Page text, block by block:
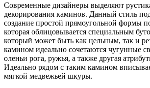
Современные дизайнеры выделяют
декорирования каминов. Данный стиль
создание простой прямоугольной формы
которая облицовывается специальным
который может быть как цельным, так и
камином идеально сочетаются чугунные
оленьи рога, ружья, а также другая
Идеально рядом с таким камином
мягкой медвежьей шкуры.